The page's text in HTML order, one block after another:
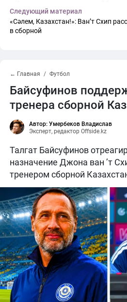
Следующий материал
«Сәлем, Казахстан!»: Ван’т Схип
в сборной
← Главная Футбол
Байсуфинов
тренера сборной
Автор: Умербеков Владислав
Эксперт, редактор Offside.kz
Талгат Байсуфинов
назначение Джона ван ’т
тренером сборной